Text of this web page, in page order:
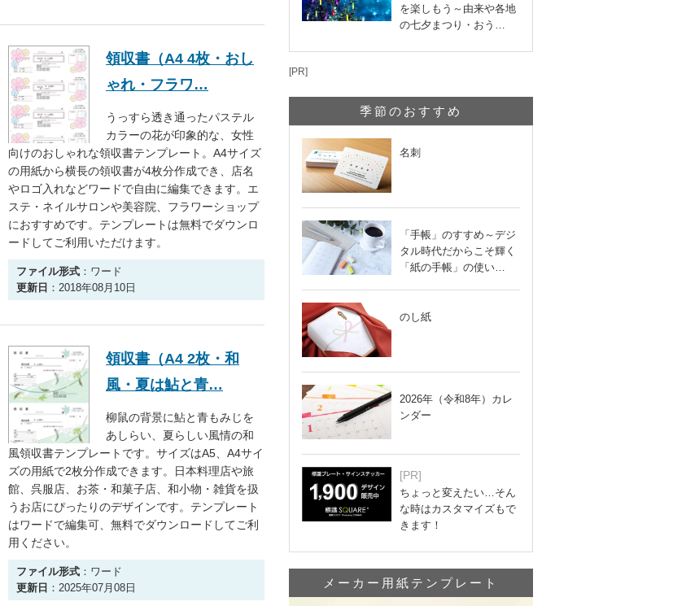
領収書（A4 4枚・おし
ゃれ・フラワ…
うっすら透き通ったパステル
カラーの花が印象的な、女性
向けのおしゃれな領収書テンプレート。A4サイズ
の用紙から横長の領収書が4枚分作成でき、店名
やロゴ入れなどワードで自由に編集できます。エ
ステ・ネイルサロンや美容院、フラワーショップ
におすすめです。テンプレートは無料でダウンロ
ードしてご利用いただけます。
ファイル形式 ：ワード
更新日 ：2018年08月10日
領収書（A4 2枚・和
風・夏は鮎と青…
柳鼠の背景に鮎と青もみじを
あしらい、夏らしい風情の和
風領収書テンプレートです。サイズはA5、A4サイ
ズの用紙で2枚分作成できます。日本料理店や旅
館、呉服店、お茶・和菓子店、和小物・雑貨を扱
うお店にぴったりのデザインです。テンプレート
はワードで編集可、無料でダウンロードしてご利
用ください。
ファイル形式 ：ワード
更新日 ：2025年07月08日
を楽しもう～由来や各地
の七夕まつり・おう…
[PR]
季節のおすすめ
名刺
「手帳」のすすめ～デジ
タル時代だからこそ輝く
「紙の手帳」の使い…
のし紙
2026年（令和8年）カレ
ンダー
[PR]
ちょっと変えたい…そん
な時はカスタマイズもで
きます！
メーカー用紙テンプレート